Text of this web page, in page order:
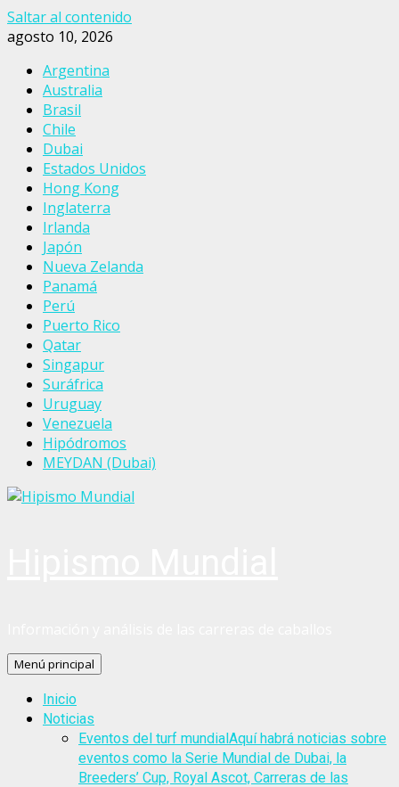
Saltar al contenido
agosto 10, 2026
Argentina
Australia
Brasil
Chile
Dubai
Estados Unidos
Hong Kong
Inglaterra
Irlanda
Japón
Nueva Zelanda
Panamá
Perú
Puerto Rico
Qatar
Singapur
Suráfrica
Uruguay
Venezuela
Hipódromos
MEYDAN (Dubai)
Menú principal
Inicio
Noticias
Eventos del turf mundialAquí habrá noticias sobre
eventos como la Serie Mundial de Dubai, la
Breeders’ Cup, Royal Ascot, Carreras de las